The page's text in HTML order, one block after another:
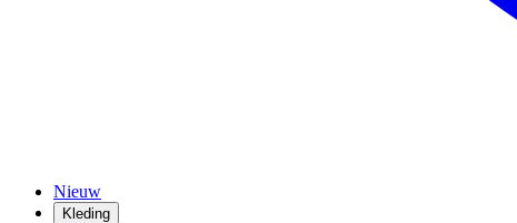
Nieuw
Kleding